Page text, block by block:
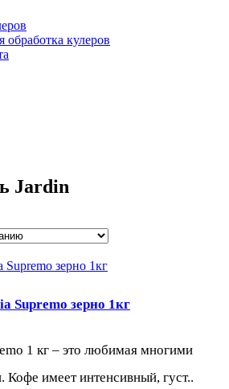
обработка кулеров
Jardin
Supremo зерно 1кг
1 кг – это любимая многими
Кофе имеет интенсивный, густ..